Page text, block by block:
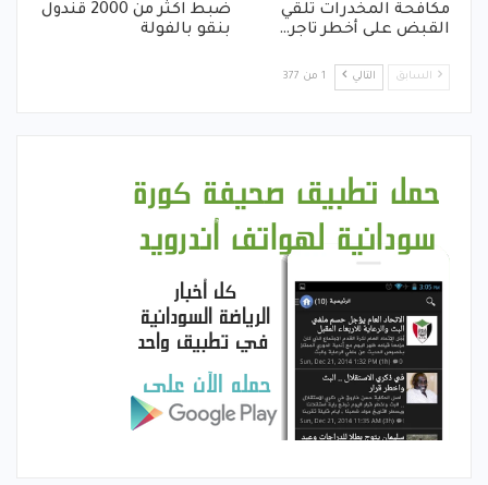
مكافحة المخدرات تلقي
القبض على أخطر تاجر…
ضبط اكثر من 2000 قندول
بنقو بالفولة
السابق التالي 1 من 377